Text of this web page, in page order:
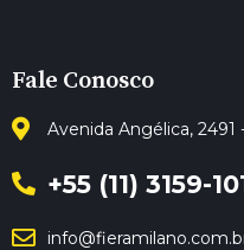
Fale Conosco
Avenida Angélica, 2491
+55 (11) 3159-